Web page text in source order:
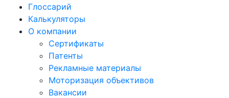
Глоссарий
Калькуляторы
О компании
Сертификаты
Патенты
Рекламные материалы
Моторизация объективов
Вакансии